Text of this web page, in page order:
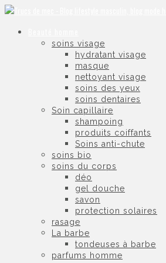
soins visage
hydratant visage
masque
nettoyant visage
soins des yeux
soins dentaires
Soin capillaire
shampoing
produits coiffants
Soins anti-chute
soins bio
soins du corps
déo
gel douche
savon
protection solaires
rasage
La barbe
tondeuses à barbe
parfums homme